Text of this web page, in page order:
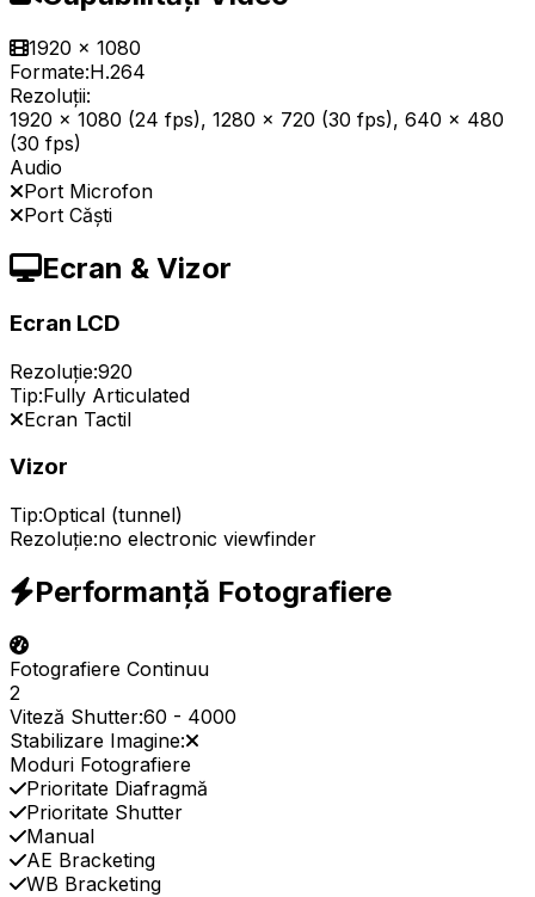
1920 x 1080
Formate:H.264
Rezoluții:
1920 x 1080 (24 fps), 1280 x 720 (30 fps), 640 x 480
(30 fps)
Audio
Port Microfon
Port Căști
Ecran & Vizor
Ecran LCD
Rezoluție:920
Tip:Fully Articulated
Ecran Tactil
Vizor
Tip:Optical (tunnel)
Rezoluție:no electronic viewfinder
Performanță Fotografiere
Fotografiere Continuu
2
Viteză Shutter:60 - 4000
Stabilizare Imagine:
Moduri Fotografiere
Prioritate Diafragmă
Prioritate Shutter
Manual
AE Bracketing
WB Bracketing